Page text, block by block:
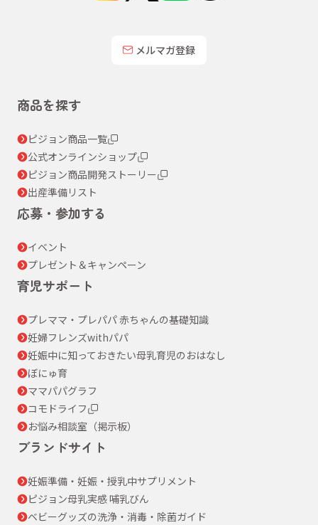
メルマガ登録
商品を探す
ピジョン商品一覧
公式オンラインショップ
ピジョン商品開発ストーリー
出産準備リスト
応募・参加する
イベント
プレゼント＆キャンペーン
育児サポート
プレママ・プレパパ 赤ちゃんの基礎知識
妊婦フレンズwithパパ
妊娠中に知っておきたい母乳育児のおはなし
ぼにゅ育
ママパパグラフ
コモドライフ
お悩み相談室（掲示板）
ブランドサイト
妊娠準備・妊娠・授乳中サプリメント
ピジョン母乳実感 哺乳びん
ベビーグッズの洗浄・消毒・除菌ガイド